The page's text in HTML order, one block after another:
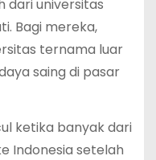
dari universitas
Bagi mereka,
ternama luar
saing di pasar
ketika banyak dari
Indonesia setelah